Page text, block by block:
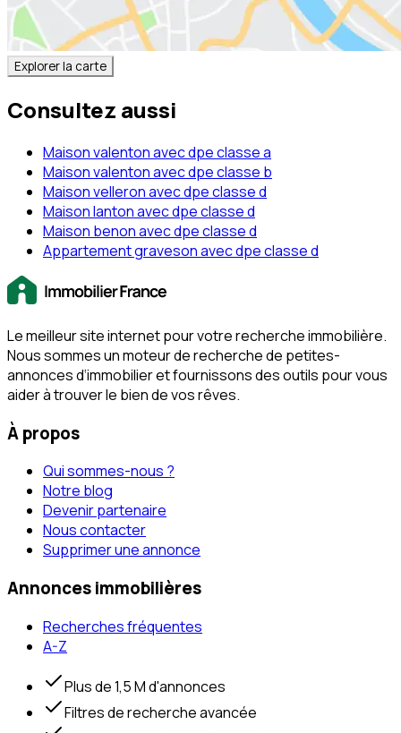
Explorer la carte
Consultez aussi
Maison valenton avec dpe classe a
Maison valenton avec dpe classe b
Maison velleron avec dpe classe d
Maison lanton avec dpe classe d
Maison benon avec dpe classe d
Appartement graveson avec dpe classe d
Le meilleur site internet pour votre recherche immobilière.
Nous sommes un moteur de recherche de petites-
annonces d‘immobilier et fournissons des outils pour vous
aider à trouver le bien de vos rêves.
À propos
Qui sommes-nous ?
Notre blog
Devenir partenaire
Nous contacter
Supprimer une annonce
Annonces immobilières
Recherches fréquentes
A-Z
Plus de 1,5 M d'annonces
Filtres de recherche avancée